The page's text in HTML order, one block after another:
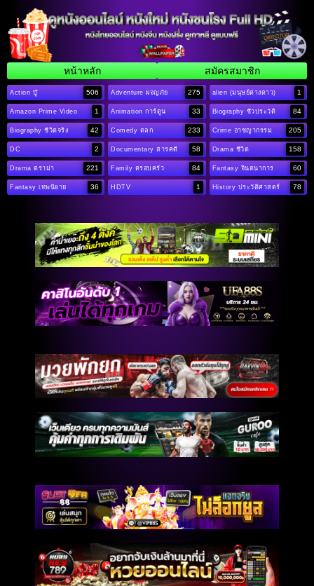
หน้าหลัก สมัครสมาชิก
Action บู๊ 506 Adventure ผจญภัย 275 alien (มนุษย์ต่างดาว) 1
Amazon Prime Video 1 Animation การ์ตูน 33 Biography ชีวประวัติ 84
Biography ชีวิตจริง 42 Comedy ตลก 233 Crime อาชญากรรม 205
DC 2 Documentary สารคดี 58 Drama ชีวิต 158
Drama ดราม่า 221 Family ครอบครัว 84 Fantasy จินตนาการ 60
Fantasy เทพนิยาย 36 HDTV 1 History ประวัติศาสตร์ 78